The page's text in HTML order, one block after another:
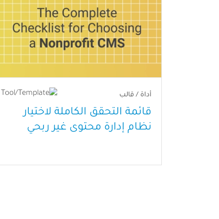
أداة / قالب
قائمة التحقق الكاملة لاختيار
نظام إدارة محتوى غير ربحي